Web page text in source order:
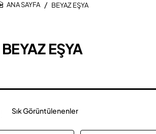
BEYAZ EŞYA
BEYAZ EŞYA
Sık Görüntülenenler